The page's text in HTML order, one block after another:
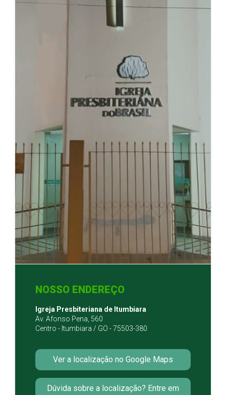
NOSSO ENDEREÇO
Igreja Presbiteriana de Itumbiara
Av. Afonso Pena, 560
Centro - Itumbiara / GO - 75503-380
Ver a localização no Google Maps
Dúvida sobre a localização? Entre em